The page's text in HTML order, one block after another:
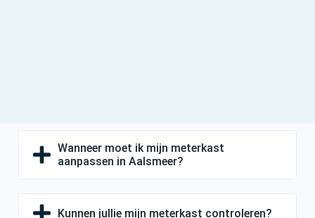
Wanneer moet ik mijn meterkast
aanpassen in Aalsmeer?
Kunnen jullie mijn meterkast controleren?